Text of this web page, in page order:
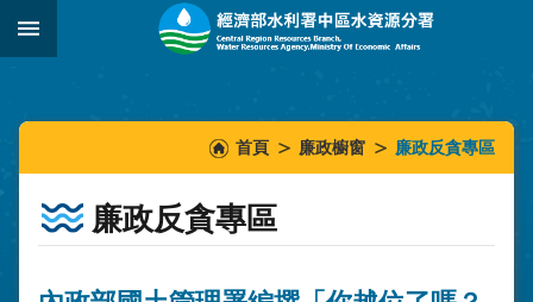
跳到主要內容區塊
::::::
首頁 廉政櫥窗 廉政反貪專區
廉政反貪專區